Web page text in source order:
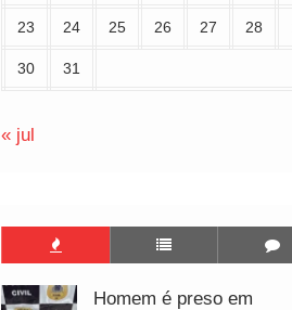
23 24 25 26 27 28
30 31
« jul
Homem é preso em